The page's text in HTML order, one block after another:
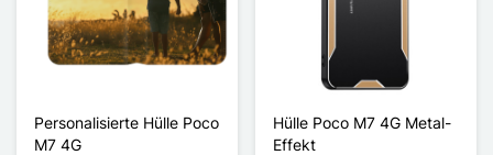
Personalisierte Hülle Poco
M7 4G
Hülle Poco M7 4G Metal-
Effekt